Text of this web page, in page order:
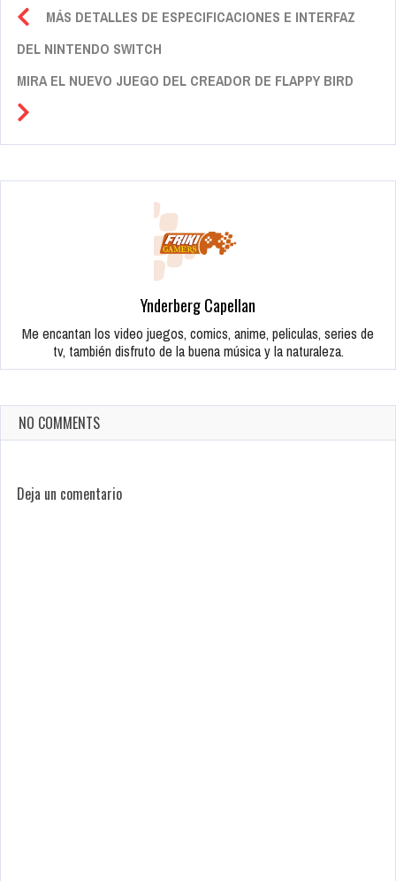
MÁS DETALLES DE ESPECIFICACIONES E INTERFAZ
DEL NINTENDO SWITCH
MIRA EL NUEVO JUEGO DEL CREADOR DE FLAPPY BIRD
Ynderberg Capellan
Me encantan los video juegos, comics, anime, peliculas, series de
tv, también disfruto de la buena música y la naturaleza.
NO COMMENTS
Deja un comentario